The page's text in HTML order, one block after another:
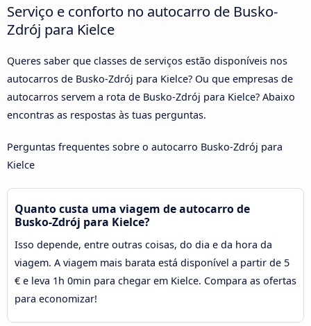
Serviço e conforto no autocarro de Busko-
Zdrój para Kielce
Queres saber que classes de serviços estão disponíveis nos
autocarros de Busko-Zdrój para Kielce? Ou que empresas de
autocarros servem a rota de Busko-Zdrój para Kielce? Abaixo
encontras as respostas às tuas perguntas.
Perguntas frequentes sobre o autocarro Busko-Zdrój para
Kielce
Quanto custa uma viagem de autocarro de
Busko-Zdrój para Kielce?
Isso depende, entre outras coisas, do dia e da hora da
viagem. A viagem mais barata está disponível a partir de 5
€ e leva 1h 0min para chegar em Kielce. Compara as ofertas
para economizar!